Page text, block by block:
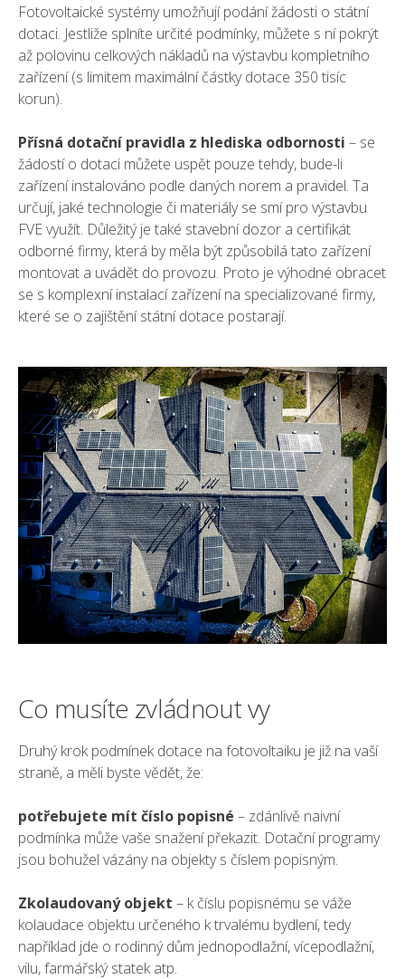
Fotovoltaické systémy umožňují podání žádosti o státní
dotaci. Jestliže splníte určité podmínky, můžete s ní pokrýt
až polovinu celkových nákladů na výstavbu kompletního
zařízení (s limitem maximální částky dotace 350 tisíc
korun).
Přísná dotační pravidla z hlediska odbornosti – se
žádostí o dotaci můžete uspět pouze tehdy, bude-li
zařízení instalováno podle daných norem a pravidel. Ta
určují, jaké technologie či materiály se smí pro výstavbu
FVE využít. Důležitý je také stavební dozor a certifikát
odborné firmy, která by měla být způsobilá tato zařízení
montovat a uvádět do provozu. Proto je výhodné obracet
se s komplexní instalací zařízení na specializované firmy,
které se o zajištění státní dotace postarají.
Co musíte zvládnout vy
Druhý krokpodmínek dotace na fotovoltaiku je již na vaší
straně, a měli byste vědět, že:
potřebujete mít číslo popisné – zdánlivě naivní
podmínka může vaše snažení překazit. Dotační programy
jsou bohužel vázány na objekty s číslem popisným.
Zkolaudovaný objekt – k číslu popisnému se váže
kolaudace objektu určeného k trvalému bydlení, tedy
například jde o rodinný dům jednopodlažní, vícepodlažní,
vilu, farmářský statek atp.